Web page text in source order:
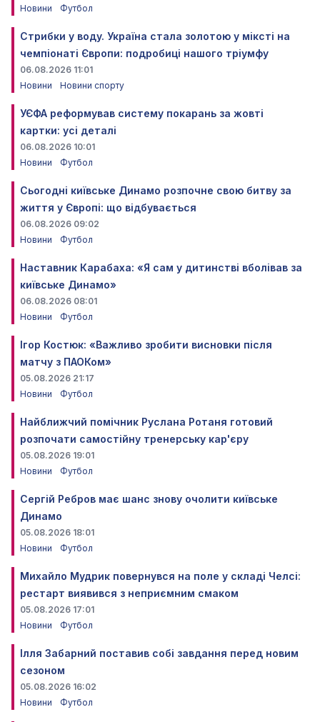
Новини
Футбол
Стрибки у воду. Україна стала золотою у міксті на
чемпіонаті Європи: подробиці нашого тріумфу
06.08.2026 11:01
Новини
Новини спорту
УЄФА реформував систему покарань за жовті
картки: усі деталі
06.08.2026 10:01
Новини
Футбол
Сьогодні київське Динамо розпочне свою битву за
життя у Європі: що відбувається
06.08.2026 09:02
Новини
Футбол
Наставник Карабаха: «Я сам у дитинстві вболівав за
київське Динамо»
06.08.2026 08:01
Новини
Футбол
Ігор Костюк: «Важливо зробити висновки після
матчу з ПАОКом»
05.08.2026 21:17
Новини
Футбол
Найближчий помічник Руслана Ротаня готовий
розпочати самостійну тренерську кар'єру
05.08.2026 19:01
Новини
Футбол
Сергій Ребров має шанс знову очолити київське
Динамо
05.08.2026 18:01
Новини
Футбол
Михайло Мудрик повернувся на поле у складі Челсі:
рестарт виявився з неприємним смаком
05.08.2026 17:01
Новини
Футбол
Ілля Забарний поставив собі завдання перед новим
сезоном
05.08.2026 16:02
Новини
Футбол